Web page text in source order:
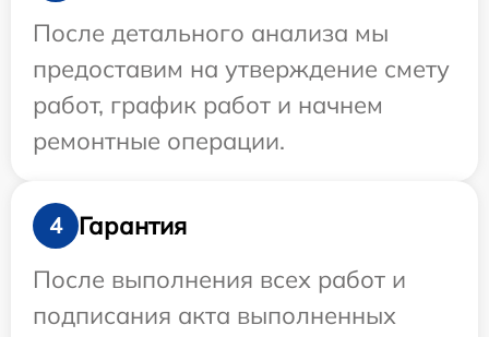
После детального анализа мы
предоставим на утверждение смету
работ, график работ и начнем
ремонтные операции.
4
Гарантия
После выполнения всех работ и
подписания акта выполненных